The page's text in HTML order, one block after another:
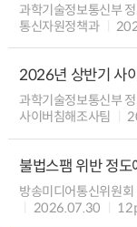
과학기술정보통신부
통신자원정책과
2026년 상반기 사
과학기술정보통신부
사이버침해조사팀
불법스팸 위반 정
방송미디어통신위원
2026.07.30